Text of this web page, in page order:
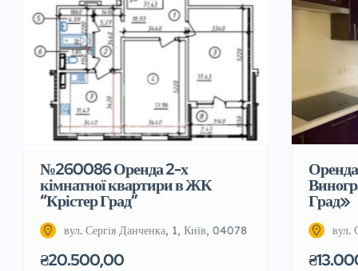
№260086 Оренда 2-х
кімнатної квартири в ЖК
“Крістер Град”
вул. Сергія Данченка, 1, Київ, 04078
₴20.500,00
Град»
вул.